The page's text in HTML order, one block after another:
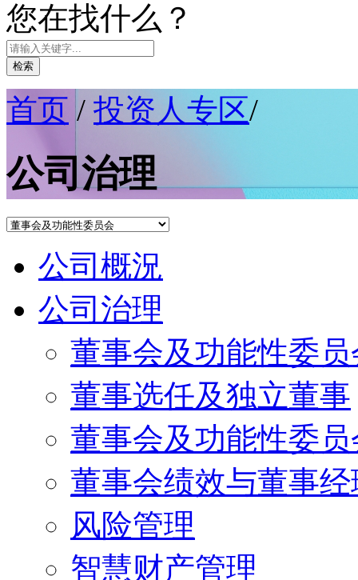
您在找什么？
检索
首页 / 投资人专区/
公司治理
公司概況
公司治理
董事会及功能性委员
董事选任及独立董事
董事会及功能性委
董事会绩效与董事
风险管理
智慧财产管理